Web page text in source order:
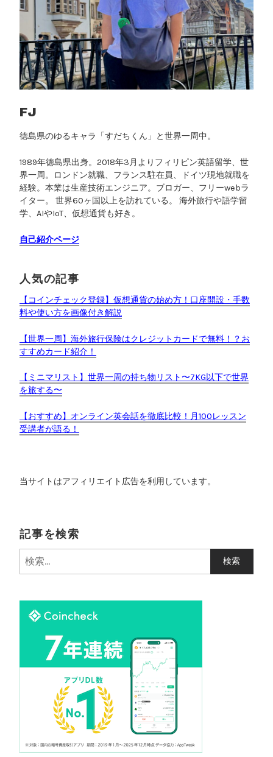
イ
ツ
で
E
T
F
る
イ
ド
”
FJ
徳島県のゆるキャラ「すだちくん」と世界一周中。
1989年徳島県出身。2018年3月よりフィリピン英語留学、世
界一周。ロンドン就職、フランス駐在員、ドイツ現地就職を
経験。本業は生産技術エンジニア。ブロガー、フリーwebラ
イター。 世界60ヶ国以上を訪れている。 海外旅行や語学留
学、AIやIoT、仮想通貨も好き。
自己紹介ページ
人気の記事
【コインチェック登録】仮想通貨の始め方！口座開設・手数
料や使い方を画像付き解説
【世界一周】海外旅行保険はクレジットカードで無料！？お
すすめカード紹介！
【ミニマリスト】世界一周の持ち物リスト〜7KG以下で世界
を旅する〜
【おすすめ】オンライン英会話を徹底比較！月100レッスン
受講者が語る！
当サイトはアフィリエイト広告を利用しています。
記事を検索
検
索